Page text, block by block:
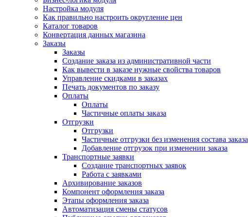
Настройка модуля
Как правильно настроить округление цен
Каталог товаров
Конвертация данных магазина
Заказы
Заказы
Создание заказа из административной части
Как вывести в заказе нужные свойства товаров
Управление скидками в заказах
Печать документов по заказу
Оплаты
Оплаты
Частичные оплаты заказа
Отгрузки
Отгрузки
Частичные отгрузки без изменения состава заказа
Добавление отгрузок при изменении заказа
Транспортные заявки
Создание транспортных заявок
Работа с заявками
Архивирование заказов
Компонент оформления заказа
Этапы оформления заказа
Автоматизация смены статусов